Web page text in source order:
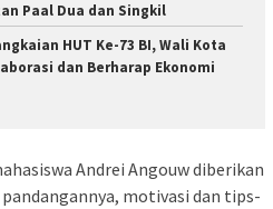
Paal Dua dan Singkil
HUT Ke-73 BI, Wali Kota
dan Berharap Ekonomi
Andrei Angouw diberikan
motivasi dan tips-